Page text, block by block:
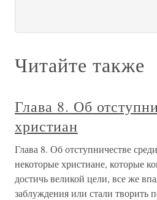
Читайте также
Глава 8. Об
христиан
Глава 8. Об отступничестве
некоторые христиане, которые
достичь великой цели, все же
заблуждения или стали творить